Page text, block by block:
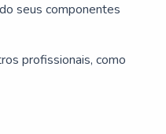
seus componentes
profissionais, como